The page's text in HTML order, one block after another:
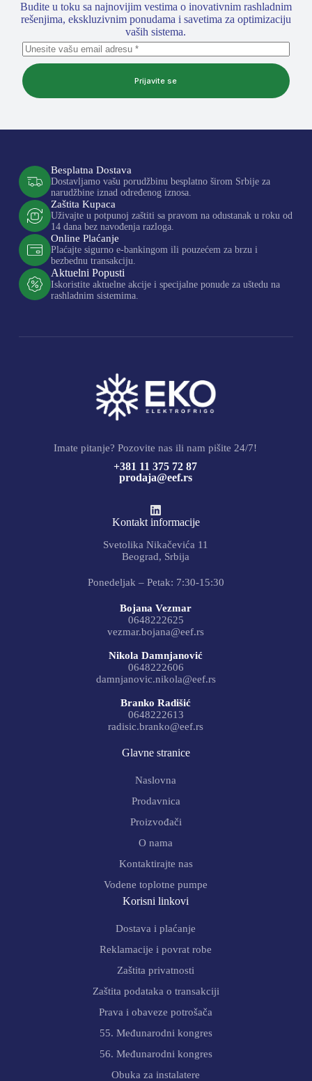
Budite u toku sa najnovijim vestima o inovativnim rashladnim
rešenjima, ekskluzivnim ponudama i savetima za optimizaciju
vaših sistema.
Prijavite se
Besplatna Dostava
Dostavljamo vašu porudžbinu besplatno širom Srbije za
narudžbine iznad određenog iznosa.
Zaštita Kupaca
Uživajte u potpunoj zaštiti sa pravom na odustanak u roku od
14 dana bez navođenja razloga.
Online Plaćanje
Plaćajte sigurno e-bankingom ili pouzećem za brzu i
bezbednu transakciju.
Aktuelni Popusti
Iskoristite aktuelne akcije i specijalne ponude za uštedu na
rashladnim sistemima.
Imate pitanje? Pozovite nas ili nam pišite 24/7!
+381 11 375 72 87
prodaja@eef.rs
Kontakt informacije
Svetolika Nikačevića 11
Beograd, Srbija
Ponedeljak – Petak: 7:30-15:30
Bojana Vezmar
0648222625
vezmar.bojana@eef.rs
Nikola Damnjanović
0648222606
damnjanovic.nikola@eef.rs
Branko Radišić
0648222613
radisic.branko@eef.rs
Glavne stranice
Naslovna
Prodavnica
Proizvođači
O nama
Kontaktirajte nas
Vodene toplotne pumpe
Korisni linkovi
Dostava i plaćanje
Reklamacije i povrat robe
Zaštita privatnosti
Zaštita podataka o transakciji
Prava i obaveze potrošača
55. Međunarodni kongres
56. Međunarodni kongres
Obuka za instalatere